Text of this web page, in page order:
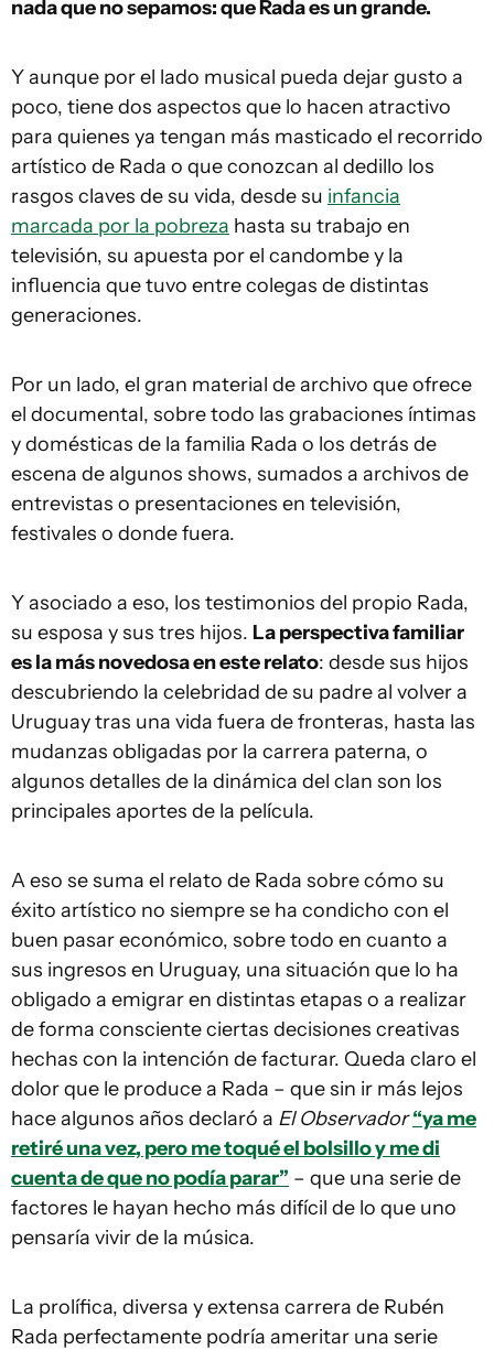
nada que no sepamos: que Rada es un grande.
Y aunque por el lado musical pueda dejar gusto a
poco, tiene dos aspectos que lo hacen atractivo
para quienes ya tengan más masticado el recorrido
artístico de Rada o que conozcan al dedillo los
rasgos claves de su vida, desde su infancia
marcada por la pobreza hasta su trabajo en
televisión, su apuesta por el candombe y la
influencia que tuvo entre colegas de distintas
generaciones.
Por un lado, el gran material de archivo que ofrece
el documental, sobre todo las grabaciones íntimas
y domésticas de la familia Rada o los detrás de
escena de algunos shows, sumados a archivos de
entrevistas o presentaciones en televisión,
festivales o donde fuera.
Y asociado a eso, los testimonios del propio Rada,
su esposa y sus tres hijos. La perspectiva familiar
es la más novedosa en este relato: desde sus hijos
descubriendo la celebridad de su padre al volver a
Uruguay tras una vida fuera de fronteras, hasta las
mudanzas obligadas por la carrera paterna, o
algunos detalles de la dinámica del clan son los
principales aportes de la película.
A eso se suma el relato de Rada sobre cómo su
éxito artístico no siempre se ha condicho con el
buen pasar económico, sobre todo en cuanto a
sus ingresos en Uruguay, una situación que lo ha
obligado a emigrar en distintas etapas o a realizar
de forma consciente ciertas decisiones creativas
hechas con la intención de facturar. Queda claro el
dolor que le produce a Rada – que sin ir más lejos
hace algunos años declaró a El Observador “ya me
retiré una vez, pero me toqué el bolsillo y me di
cuenta de que no podía parar” – que una serie de
factores le hayan hecho más difícil de lo que uno
pensaría vivir de la música.
La prolífica, diversa y extensa carrera de Rubén
Rada perfectamente podría ameritar una serie